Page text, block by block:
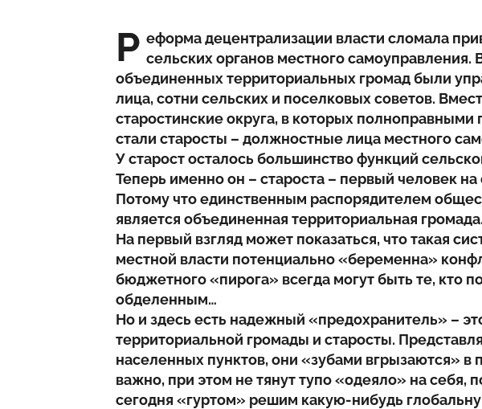
Р еформа децентрализации власти сломала
сельских органов местного самоуправления.
объединенных территориальных громад были
лица, сотни сельских и поселковых советов.
старостинские округа, в которых полноправными
стали старосты – должностные лица местного
У старост осталось большинство функций
Теперь именно он – староста – первый человек на
Потому что единственным распорядителем
является объединенная территориальная громада.
На первый взгляд может показаться, что такая
местной власти потенциально «беременна»
бюджетного «пирога» всегда могут быть те, кто
обделенным…
Но и здесь есть надежный «предохранитель» –
территориальной громады и старосты.
населенных пунктов, они «зубами вгрызаются» в
важно, при этом не тянут тупо «одеяло» на себя,
сегодня «гуртом» решим какую-нибудь